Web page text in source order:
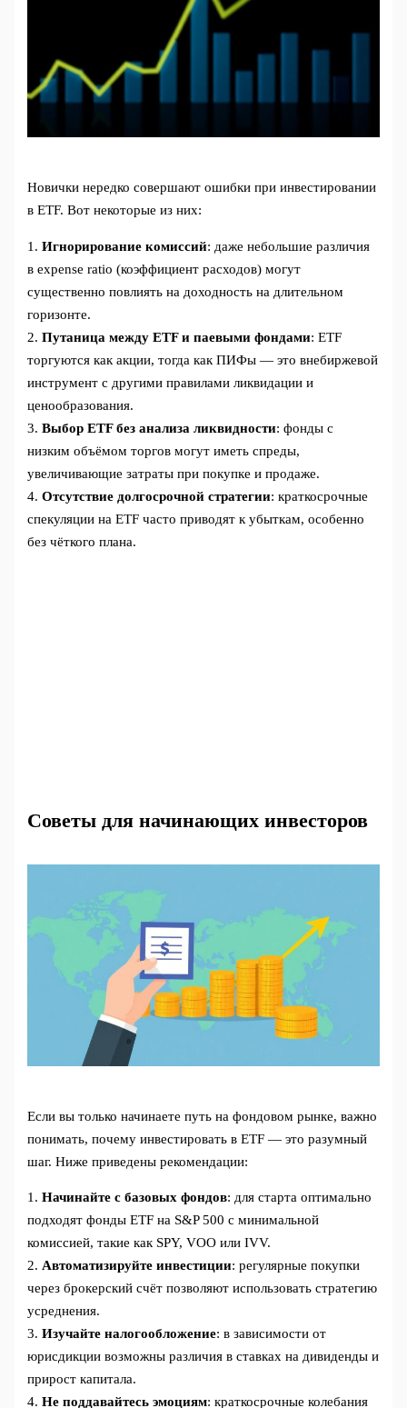
Новички нередко совершают ошибки при инвестировании
в ETF. Вот некоторые из них:
1.Игнорирование комиссий: даже небольшие различия
в expense ratio (коэффициент расходов) могут
существенно повлиять на доходность на длительном
горизонте.
2.Путаница между ETF и паевыми фондами: ETF
торгуются как акции, тогда как ПИФы — это внебиржевой
инструмент с другими правилами ликвидации и
ценообразования.
3.Выбор ETF без анализа ликвидности: фонды с
низким объёмом торгов могут иметь спреды,
увеличивающие затраты при покупке и продаже.
4.Отсутствие долгосрочной стратегии: краткосрочные
спекуляции на ETF часто приводят к убыткам, особенно
без чёткого плана.
Советы для начинающих инвесторов
Если вы только начинаете путь на фондовом рынке, важно
понимать, почему инвестировать в ETF — это разумный
шаг. Ниже приведены рекомендации:
1.Начинайте с базовых фондов: для старта оптимально
подходят фонды ETF на S&P 500 с минимальной
комиссией, такие как SPY, VOO или IVV.
2.Автоматизируйте инвестиции: регулярные покупки
через брокерский счёт позволяют использовать стратегию
усреднения.
3.Изучайте налогообложение: в зависимости от
юрисдикции возможны различия в ставках на дивиденды и
прирост капитала.
4.Не поддавайтесь эмоциям: краткосрочные колебания